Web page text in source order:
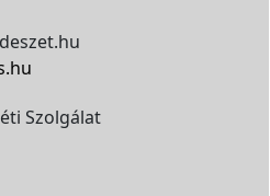
Szolgálat